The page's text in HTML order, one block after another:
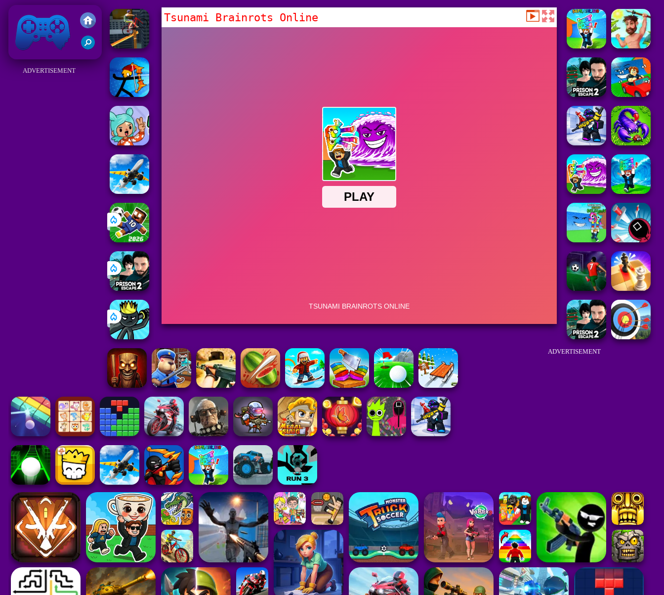
Friv
ADVERTISEMENT
Tsunami Brainrots Online
ADVERTISEMENT